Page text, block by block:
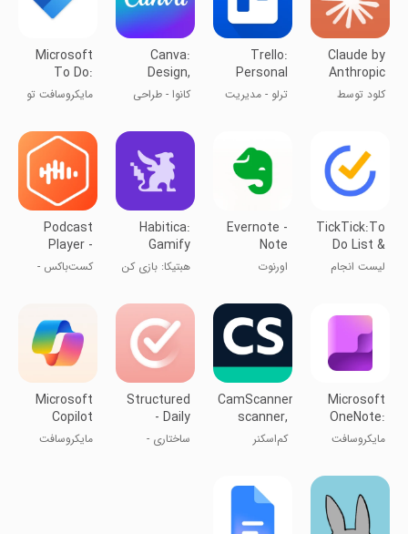
Claude by
Anthropic
کلود توسط
Trello:
Personal
Planner
App
ترلو - مدیریت
Canva:
Design,
Photo &
Video
کانوا - طراحی
Microsoft
To Do:
Lists &
Tasks
مایکروسافت تو
کارها
TickTick:To
Do List &
Calendar
لیست انجام
Evernote -
Note
Organizer
اورنوت
Habitica:
Gamify
Your Tasks
هبتیکا: بازی کن
Podcast
Player -
Castbox
کست‌باکس -
Microsoft
OneNote:
Save Notes
مایکروسافت
CamScanner-
scanner,
PDF maker
کم‌اسکنر
Structured
- Daily
Planner
ساختاری -
Microsoft
Copilot
مایکروسافت